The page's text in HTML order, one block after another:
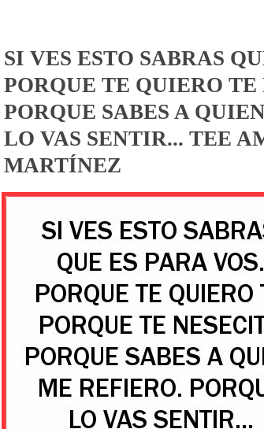
SI VES ESTO SABRAS
PORQUE TE QUIERO
PORQUE SABES A
LO VAS SENTIR... TEE
MARTÍNEZ